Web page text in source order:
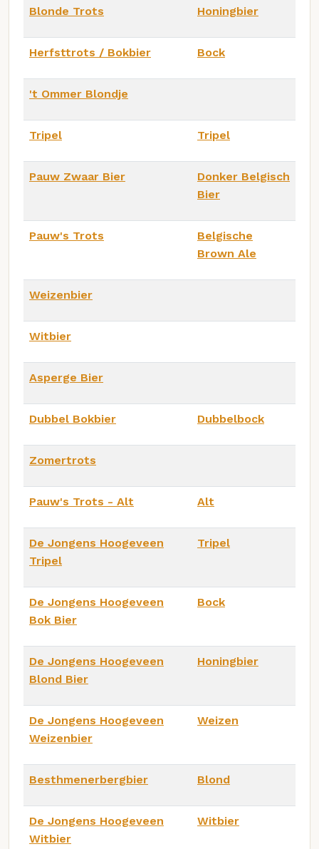
Blonde Trots Honingbier
Herfsttrots / Bokbier Bock
't Ommer Blondje
Tripel Tripel
Pauw Zwaar Bier
Donker Belgisch
Bier
Pauw's Trots
Belgische
Brown Ale
Weizenbier
Witbier
Asperge Bier
Dubbel Bokbier Dubbelbock
Zomertrots
Pauw's Trots - Alt Alt
De Jongens Hoogeveen
Tripel
Tripel
De Jongens Hoogeveen
Bok Bier
Bock
De Jongens Hoogeveen
Blond Bier
Honingbier
De Jongens Hoogeveen
Weizenbier
Weizen
Besthmenerbergbier Blond
De Jongens Hoogeveen
Witbier
Witbier